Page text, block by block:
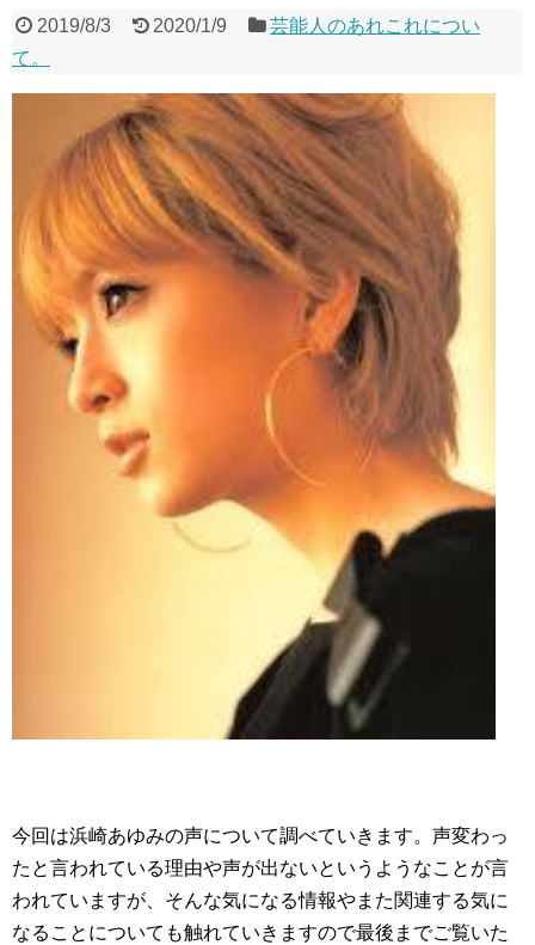
2019/8/3 2020/1/9
芸能人のあれこれについ
て。
今回は浜崎あゆみの声について調べていきます。声変わっ
たと言われている理由や声が出ないというようなことが言
われていますが、そんな気になる情報やまた関連する気に
なることについても触れていきますので最後までご覧いた